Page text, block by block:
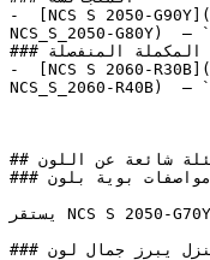
-  [NCS S 2050-
NCS_S_2050-G80Y)
### المكملة المنفصلة
-  [NCS S 2060-
NCS_S_2060-R40B)
## أسئلة شائعة عن اللون
### ما هي تفاصيل ومواصفات بوية بلون NCS S 2050-G70Y؟
يستقر NCS S 2050-G70Y في المنطقة الدافئة ليربط بين الطاقة المضيئة للأصفر وعمق اللون الذهبي الراسخ — دمج مثالي للمنازل الراقية.
### في أي زوايا المنزل يبرز جمال لون NCS S 2050-G70Y؟